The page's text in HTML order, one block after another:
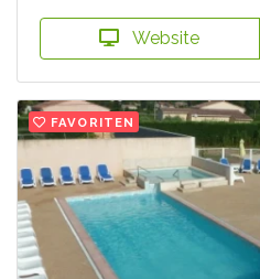
Website
FAVORITEN